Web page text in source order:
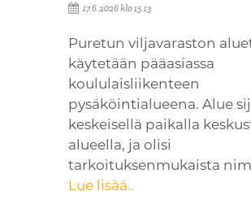
17.6.2026 klo 15.13
Puretun viljavaraston
käytetään pääasiassa
koululaisliikenteen
pysäköintialueena. Alue
keskeisellä paikalla
alueella, ja olisi
tarkoituksenmukaista
Lue lisää..